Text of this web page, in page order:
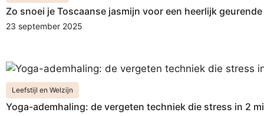
Zo snoei je Toscaanse jasmijn voor een heerlijk
23 september 2025
Leefstijl en Welzijn
Yoga-ademhaling: de vergeten techniek die stress in 2